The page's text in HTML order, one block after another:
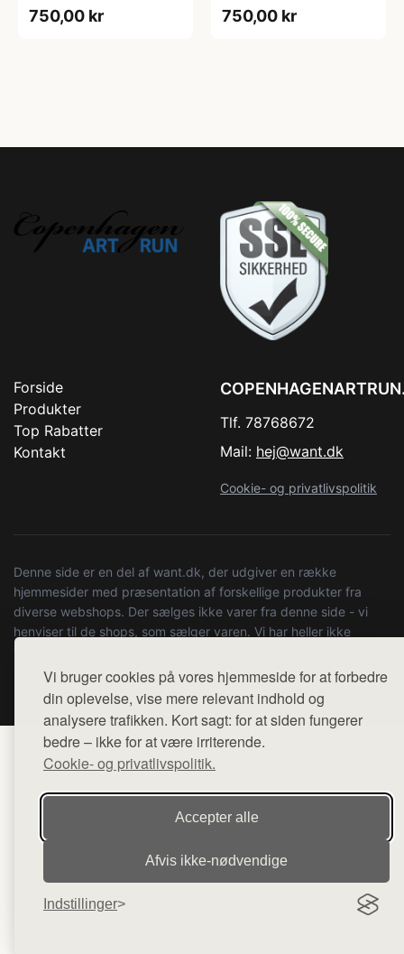
Vi bruger cookies på vores hjemmeside for at forbedre
din oplevelse, vise mere relevant indhold og
analysere trafikken. Kort sagt: for at siden fungerer
bedre – ikke for at være irriterende.
Cookie- og privatlivspolitik.
Accepter alle
Afvis ikke‑nødvendige
Indstillinger
750,00 kr 750,00 kr
Forside
Produkter
Top Rabatter
Kontakt
Tlf. 78768672
Mail: hej@want.dk
Cookie- og privatlivspolitik
Denne side er en del af want.dk, der udgiver en række
hjemmesider med præsentation af forskellige produkter fra
diverse webshops. Der sælges ikke varer fra denne side - vi
henviser til de shops, som sælger varen. Vi har heller ikke
varerne på lager.
© 2026 copenhagenartrun.dk. Alle rettigheder forbeholdes.